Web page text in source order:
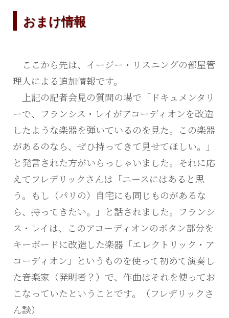
おまけ情報
ここから先は、イージー・リスニングの部屋管
理人による追加情報です。
上記の記者会見の質問の場で「ドキュメンタリ
ーで、フランシス・レイがアコーディオンを改造
したような楽器を弾いているのを見た。この楽器
があるのなら、ぜひ持ってきて見せてほしい。」
と発言された方がいらっしゃいました。それに応
えてフレデリックさんは「ニースにはあると思
う。もし（パリの）自宅にも同じものがあるな
ら、持ってきたい。」と話されました。フランシ
ス・レイは、このアコーディオンのボタン部分を
キーボードに改造した楽器「エレクトリック・ア
コーディオン」というものを使って初めて演奏し
た音楽家（発明者？）で、作曲はそれを使ってお
こなっていたということです。（フレデリックさ
ん談）